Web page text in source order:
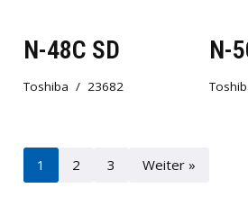
N-48C SD
Toshiba 23682
N-
1 2 3 Weiter »